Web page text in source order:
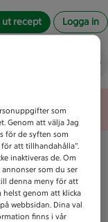
ut recept Logga in
som
Genom att välja Jag
för de syften som
att tillhandahålla”.
inaktiveras de. Om
som du ser
denna meny för att
helst genom att klicka
webbsidan. Dina val
finns i vår